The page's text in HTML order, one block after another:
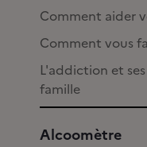
Comment aider
Comment vous
L'addiction et
famille
Alcoomètre